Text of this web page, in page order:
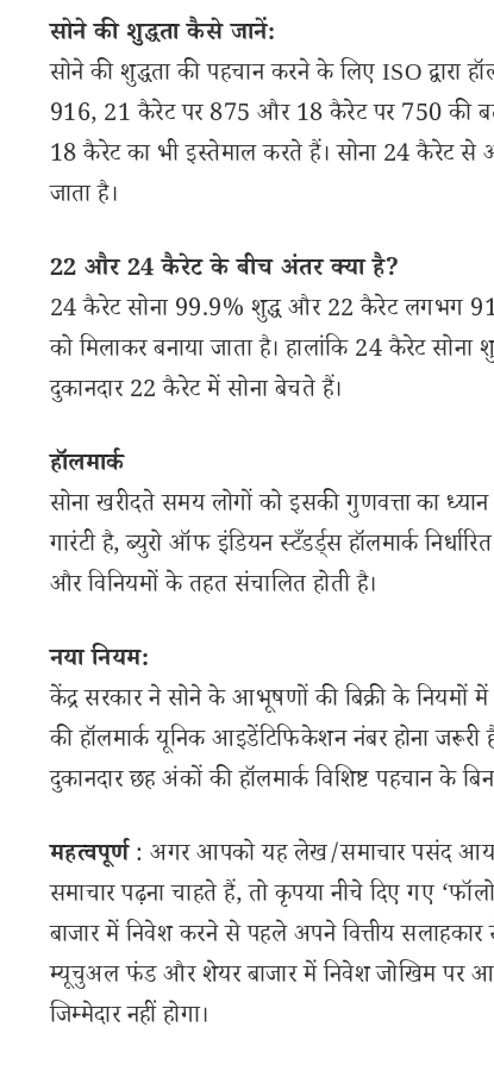
सोने की शुद्धता कैसे जानें:
सोने की शुद्धता की पहचान करने के लिए ISO द्वारा
916, 21 कैरेट पर 875 और 18 कैरेट पर 750 की
18 कैरेट का भी इस्तेमाल करते हैं। सोना 24 कैरेट से
जाता है।
22 और 24 कैरेट के बीच अंतर क्या है?
24 कैरेट सोना 99.9% शुद्ध और 22 कैरेट लगभग
को मिलाकर बनाया जाता है। हालांकि 24 कैरेट
दुकानदार 22 कैरेट में सोना बेचते हैं।
हॉलमार्क
सोना खरीदते समय लोगों को इसकी गुणवत्ता का
गारंटी है, ब्युरो ऑफ इंडियन स्टँडर्ड्स हॉलमार्क
और विनियमों के तहत संचालित होती है।
नया नियम:
केंद्र सरकार ने सोने के आभूषणों की बिक्री के
की हॉलमार्क यूनिक आइडेंटिफिकेशन नंबर होना जरूरी
दुकानदार छह अंकों की हॉलमार्क विशिष्ट पहचान के
महत्वपूर्ण: अगर आपको यह लेख/समाचार पसंद
समाचार पढ़ना चाहते हैं, तो कृपया नीचे दिए गए
बाजार में निवेश करने से पहले अपने वित्तीय
म्यूचुअल फंड और शेयर बाजार में निवेश जोखिम पर
जिम्मेदार नहीं होगा।